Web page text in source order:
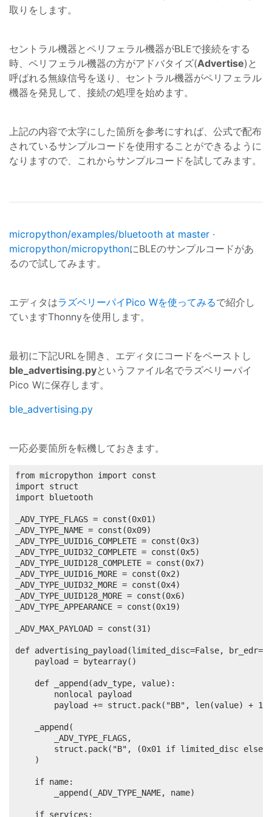
取りをします。
セントラル機器とペリフェラル機器がBLEで接続をする
時、ペリフェラル機器の方がアドバタイズ(Advertise)と
呼ばれる無線信号を送り、セントラル機器がペリフェラル
機器を発見して、接続の処理を始めます。
上記の内容で太字にした箇所を参考にすれば、公式で配布
されているサンプルコードを使用することができるように
なりますので、これからサンプルコードを試してみます。
micropython/examples/bluetooth at master ·
micropython/micropythonにBLEのサンプルコードがあ
るので試してみます。
エディタはラズベリーパイPico Wを使ってみるで紹介し
ていますThonnyを使用します。
最初に下記URLを開き、エディタにコードをペーストし
ble_advertising.pyというファイル名でラズベリーパイ
Pico Wに保存します。
ble_advertising.py
一応必要箇所を転機しておきます。
from micropython import const
import struct
import bluetooth
_ADV_TYPE_FLAGS = const(0x01)
_ADV_TYPE_NAME = const(0x09)
_ADV_TYPE_UUID16_COMPLETE = const(0x3)
_ADV_TYPE_UUID32_COMPLETE = const(0x5)
_ADV_TYPE_UUID128_COMPLETE = const(0x7)
_ADV_TYPE_UUID16_MORE = const(0x2)
_ADV_TYPE_UUID32_MORE = const(0x4)
_ADV_TYPE_UUID128_MORE = const(0x6)
_ADV_TYPE_APPEARANCE = const(0x19)
_ADV_MAX_PAYLOAD = const(31)
def advertising_payload(limited_disc=False,
    payload = bytearray()
    def _append(adv_type, value):
        nonlocal payload
payload += struct.pack("BB", len(value) + 1,
    _append(
        _ADV_TYPE_FLAGS,
struct.pack("B", (0x01 if limited_disc else
    )
    if name:
        _append(_ADV_TYPE_NAME, name)
    if services: